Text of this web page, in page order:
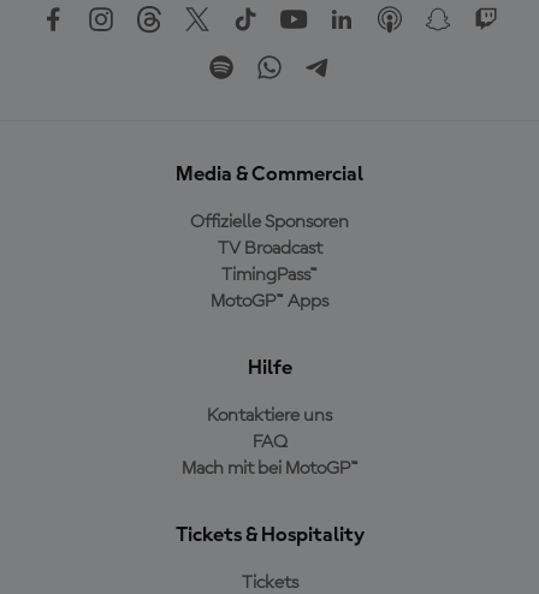
Media & Commercial
Offizielle Sponsoren
TV Broadcast
TimingPass™
MotoGP™ Apps
Hilfe
Kontaktiere uns
FAQ
Mach mit bei MotoGP™
Tickets & Hospitality
Tickets